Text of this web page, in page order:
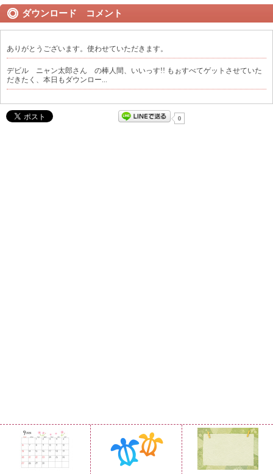
ダウンロード コメント
ありがとうございます。使わせていただきます。
デビル ニャン太郎さん の棒人間、いいっす!! もぉすべてゲットさせていた
だきたく、本日もダウンロー...
0